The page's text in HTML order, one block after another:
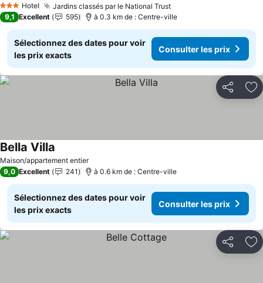
3 ÉtoilesHotel Jardins classés par le National TrustConsulter les prix
9,1 Excellent 595 à 0.3 km de : Centre-ville
Sélectionnez des dates pour voir
les prix exacts
Consulter les prix
Partager
Maison/appartement entier
Bella Villa
9,0 Excellent 241 à 0.6 km de : Centre-ville
Sélectionnez des dates pour voir
les prix exacts
Consulter les prix
Partager